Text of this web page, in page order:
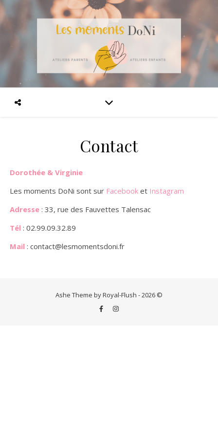
Contact
Dorothée & Virginie
Les moments DoNi sont sur Facebook et Instagram
Adresse : 33, rue des Fauvettes Talensac
Tél : 02.99.09.32.89
Mail : contact@lesmomentsdoni.fr
Ashe Theme by Royal-Flush - 2026 ©